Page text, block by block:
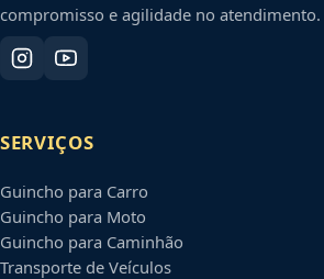
compromisso e agilidade no atendimento.
SERVIÇOS
Guincho para Carro
Guincho para Moto
Guincho para Caminhão
Transporte de Veículos